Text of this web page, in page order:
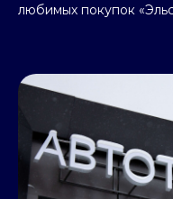
любимых покупок